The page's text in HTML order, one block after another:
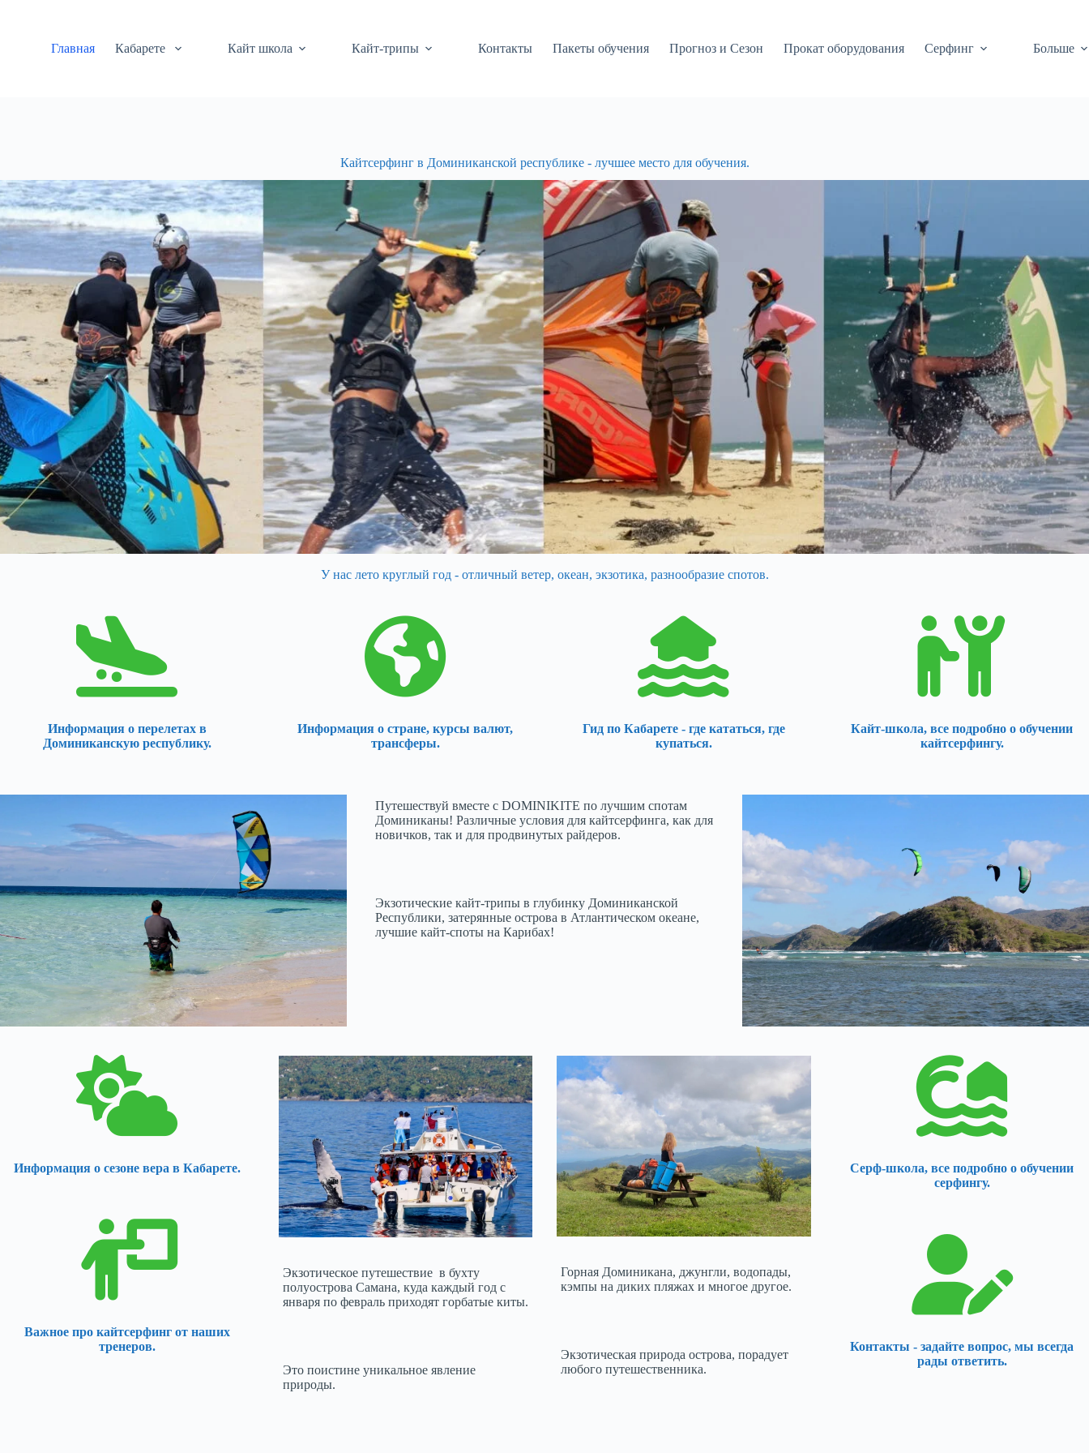
Главная
Кабарете Кайт школа Кайт-трипы Контакты Пакеты обучения Прогноз и Сезон Прокат оборудования Серфинг Больше
Кайтсерфинг в Доминиканской республике - лучшее место для обучения.
У нас лето круглый год - отличный ветер, океан, экзотика, разнообразие спотов.
Информация о перелетах в
Доминиканскую республику.
Информация о стране, курсы валют,
трансферы.
Гид по Кабарете - где кататься, где
купаться.
Кайт-школа, все подробно о обучении
кайтсерфингу.
Путешествуй вместе с DOMINIKITE по лучшим спотам
Доминиканы! Различные условия для кайтсерфинга, как для
новичков, так и для продвинутых райдеров.
Экзотические кайт-трипы в глубинку Доминиканской
Республики, затерянные острова в Атлантическом океане,
лучшие кайт-споты на Карибах!
Информация о сезоне вера в Кабарете.
Важное про кайтсерфинг от наших
тренеров.
Экзотическое путешествие в бухту
полуострова Самана, куда каждый год с
января по февраль приходят горбатые киты.
Это поистине уникальное явление
природы.
Горная Доминикана, джунгли, водопады,
кэмпы на диких пляжах и многое другое.
Экзотическая природа острова, порадует
любого путешественника.
Серф-школа, все подробно о обучении
серфингу.
Контакты - задайте вопрос, мы всегда
рады ответить.